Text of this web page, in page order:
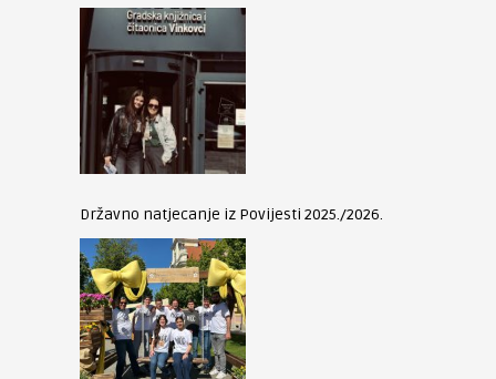
Državno natjecanje iz Povijesti 2025./2026.